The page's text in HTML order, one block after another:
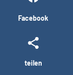
Facebook
teilen